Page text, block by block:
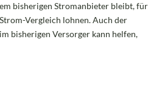
bisherigen Stromanbieter bleibt, für
Vergleich lohnen. Auch der
bisherigen Versorger kann helfen,